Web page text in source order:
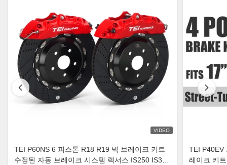
VIDEO
TEI P60NS 6 피스톤 R18 R19 빅 브레이크 키트
수정된 자동 브레이크 시스템 렉서스 IS250 IS300
TEI P40EV
레이크 키트